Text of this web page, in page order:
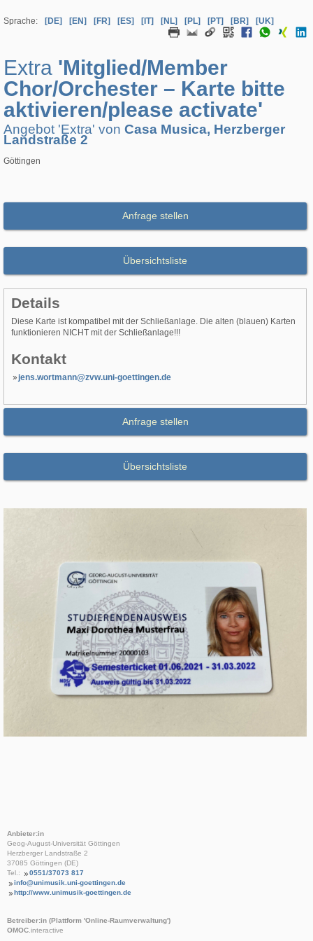
Sprache: [DE] [EN] [FR] [ES] [IT] [NL] [PL] [PT] [BR] [UK]
Extra 'Mitglied/Member
Chor/Orchester – Karte bitte
aktivieren/please activate'
Angebot 'Extra' von Casa Musica, Herzberger
Landstraße 2
Göttingen
Anfrage stellen
Übersichtsliste
Details
Diese Karte ist kompatibel mit der Schließanlage. Die alten (blauen) Karten
funktionieren NICHT mit der Schließanlage!!!
Kontakt
jens.wortmann@zvw.uni-goettingen.de
Anfrage stellen
Übersichtsliste
Anbieter:in
Geog-August-Universität Göttingen
Herzberger Landstraße 2
37085 Göttingen (DE)
Tel.:
0551/37073 817
info@unimusik.uni-goettingen.de
http://www.unimusik-goettingen.de
Betreiber:in (Plattform 'Online-Raumverwaltung')
OMOC .interactive